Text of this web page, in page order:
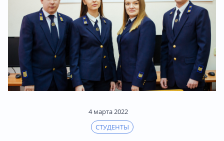
4 марта 2022
СТУДЕНТЫ